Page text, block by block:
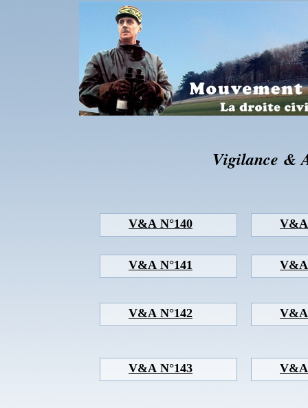
Vigilance &
V&A N°140 V&A
V&A N°143
V&A N°142
V&A N°141
V&A
V&A
V&A